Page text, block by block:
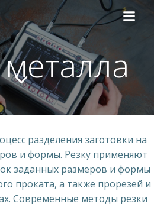
Перейти
к
содержимому
разделения заготовки на
и формы. Резку применяют
заданных размеров и формы
проката, а также прорезей и
Современные методы резки